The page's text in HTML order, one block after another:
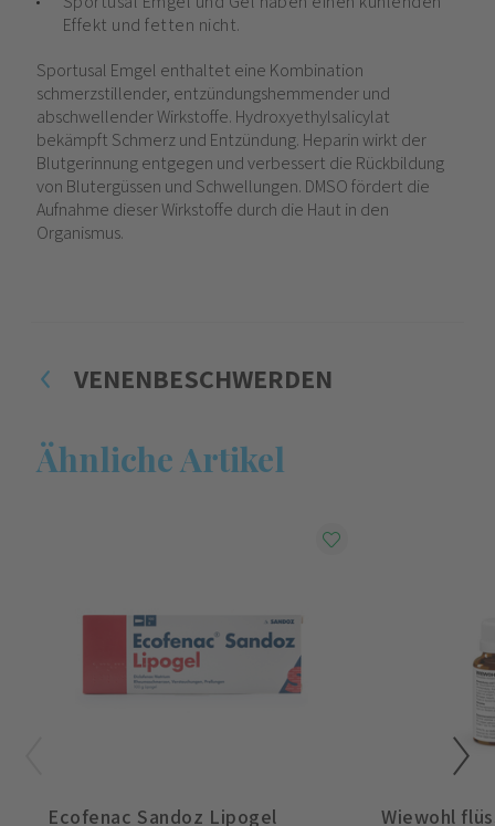
Effekt und fetten nicht.
Sportusal Emgel enthaltet eine Kombination
schmerzstillender, entzündungshemmender und
abschwellender Wirkstoffe. Hydroxyethylsalicylat
bekämpft Schmerz und Entzündung. Heparin wirkt der
Blutgerinnung entgegen und verbessert die Rückbildung
von Blutergüssen und Schwellungen. DMSO fördert die
Aufnahme dieser Wirkstoffe durch die Haut in den
Organismus.
VENENBESCHWERDEN
Ähnliche Artikel
Ecofenac Sandoz Lipogel Wiewohl